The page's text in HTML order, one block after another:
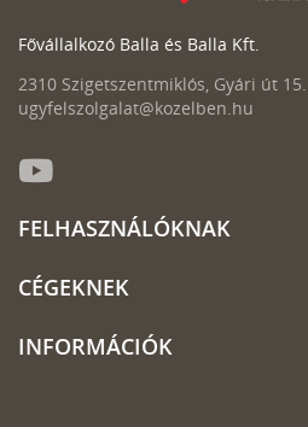
Fővállalkozó Balla és Balla Kft.
2310 Szigetszentmiklós, Gyári út 15.
ugyfelszolgalat@kozelben.hu
FELHASZNÁLÓKNAK
CÉGEKNEK
INFORMÁCIÓK